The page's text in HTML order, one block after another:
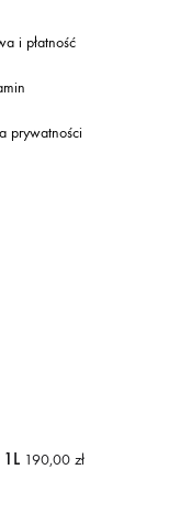
i płatność
prywatności
190,00 zł